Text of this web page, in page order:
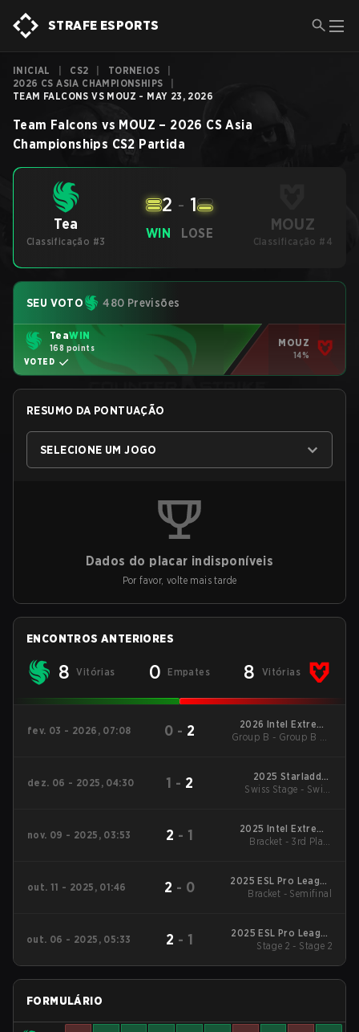
STRAFE ESPORTS
INICIAL CS2 TORNEIOS
2026 CS ASIA CHAMPIONSHIPS
TEAM FALCONS VS MOUZ - MAY 23, 2026
Team Falcons vs MOUZ – 2026 CS Asia
Championships CS2 Partida
Tea
Classificação #3
WIN
2 - 1
LOSE MOUZ
Classificação #4
SEU VOTO 480 Previsões
TeaWIN
168 points
VOTED
MOUZ
14%
RESUMO DA PONTUAÇÃO
SELECIONE UM JOGO
Dados do placar indisponíveis
Por favor, volte mais tarde
ENCONTROS ANTERIORES
8 Vitórias 0 Empates 8 Vitórias
fev. 03 - 2026, 07:08 0 - 2
2026 Intel Extreme
Masters Kraków
Group B - Group B LB
dez. 06 - 2025, 04:30 1 - 2
2025 Starladder
Budapest Major
Swiss Stage - Swiss
nov. 09 - 2025, 03:53 2 - 1
2025 Intel Extreme
Masters Chengdu
Bracket - 3rd Place
out. 11 - 2025, 01:46 2 - 0
2025 ESL Pro League
Season 22
Bracket - Semifinal
out. 06 - 2025, 05:33 2 - 1
2025 ESL Pro League
Season 22
Stage 2 - Stage 2
FORMULÁRIO